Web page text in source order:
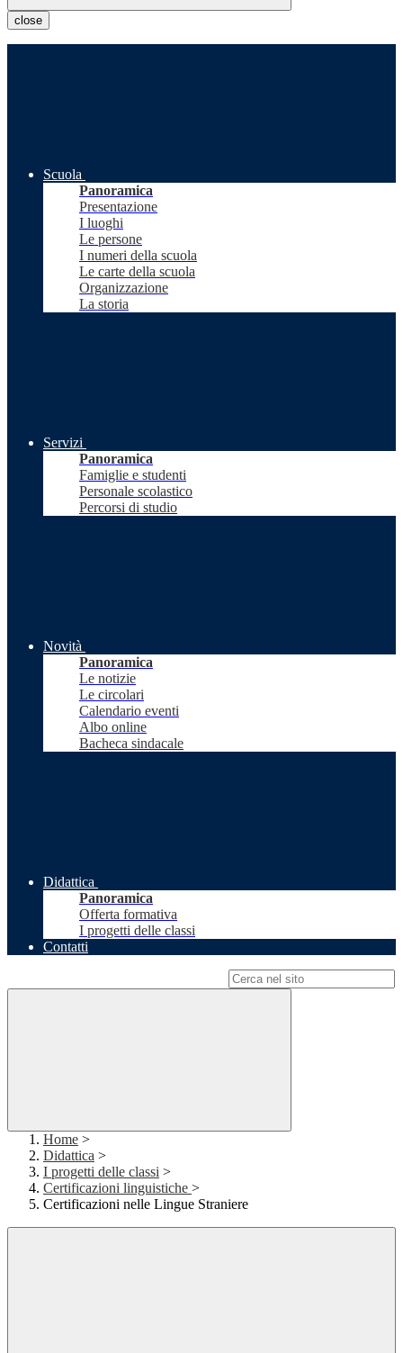
close
Scuola
Panoramica
Presentazione
I luoghi
Le persone
I numeri della scuola
Le carte della scuola
Organizzazione
La storia
Servizi
Panoramica
Famiglie e studenti
Personale scolastico
Percorsi di studio
Novità
Panoramica
Le notizie
Le circolari
Calendario eventi
Albo online
Bacheca sindacale
Didattica
Panoramica
Offerta formativa
I progetti delle classi
Contatti
Home >
Didattica >
I progetti delle classi >
Certificazioni linguistiche >
Certificazioni nelle Lingue Straniere